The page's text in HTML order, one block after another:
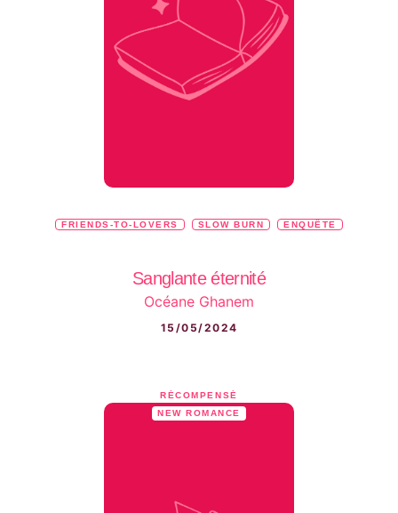
FRIENDS-TO-LOVERS SLOW BURN ENQUÊTE
Sanglante éternité
Océane Ghanem
15/05/2024
RÉCOMPENSÉ
NEW ROMANCE